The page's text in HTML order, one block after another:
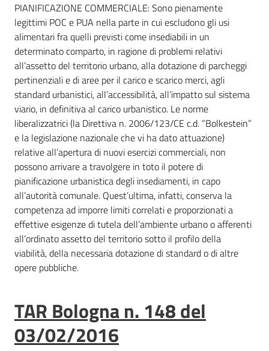
Piani Programmi
Progetti
PIANIFICAZIONE COMMERCIALE: Sono pienamente
legittimi POC e PUA nella parte in cui escludono gli usi
alimentari fra quelli previsti come insediabili in un
determinato comparto, in ragione di problemi relativi
all’assetto del territorio urbano, alla dotazione di parcheggi
pertinenziali e di aree per il carico e scarico merci, agli
standard urbanistici, all’accessibilità, all’impatto sul sistema
viario, in definitiva al carico urbanistico. Le norme
liberalizzatrici (la Direttiva n. 2006/123/CE c.d. “Bolkestein”
e la legislazione nazionale che vi ha dato attuazione)
relative all’apertura di nuovi esercizi commerciali, non
possono arrivare a travolgere in toto il potere di
pianificazione urbanistica degli insediamenti, in capo
all’autorità comunale. Quest’ultima, infatti, conserva la
competenza ad imporre limiti correlati e proporzionati a
effettive esigenze di tutela dell’ambiente urbano o afferenti
all’ordinato assetto del territorio sotto il profilo della
viabilità, della necessaria dotazione di standard o di altre
opere pubbliche.
TAR Bologna n. 148 del
03/02/2016